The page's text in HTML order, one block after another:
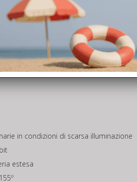
in condizioni di scarsa illuminazione
estesa